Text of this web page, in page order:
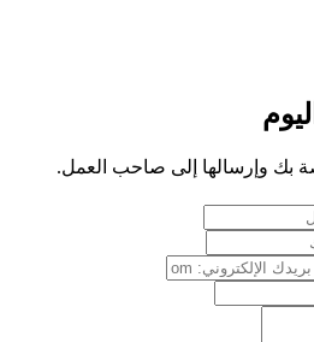
بك وإرسالها إلى صاحب العمل.